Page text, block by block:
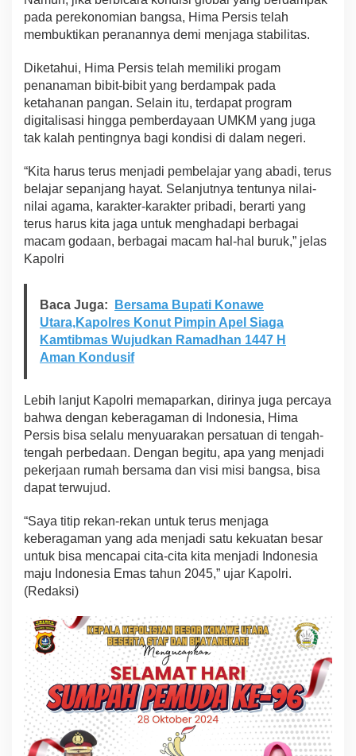
pada perekonomian bangsa, Hima Persis telah
membuktikan peranannya demi menjaga stabilitas.
Diketahui, Hima Persis telah memiliki progam
penanaman bibit-bibit yang berdampak pada
ketahanan pangan. Selain itu, terdapat program
digitalisasi hingga pemberdayaan UMKM yang juga
tak kalah pentingnya bagi kondisi di dalam negeri.
“Kita harus terus menjadi pembelajar yang abadi, terus
belajar sepanjang hayat. Selanjutnya tentunya nilai-
nilai agama, karakter-karakter pribadi, berarti yang
terus harus kita jaga untuk menghadapi berbagai
macam godaan, berbagai macam hal-hal buruk,” jelas
Kapolri
Baca Juga:
Bersama Bupati Konawe
Utara,Kapolres Konut Pimpin Apel Siaga
Kamtibmas Wujudkan Ramadhan 1447 H
Aman Kondusif
Lebih lanjut Kapolri memaparkan, dirinya juga percaya
bahwa dengan keberagaman di Indonesia, Hima
Persis bisa selalu menyuarakan persatuan di tengah-
tengah perbedaan. Dengan begitu, apa yang menjadi
pekerjaan rumah bersama dan visi misi bangsa, bisa
dapat terwujud.
“Saya titip rekan-rekan untuk terus menjaga
keberagaman yang ada menjadi satu kekuatan besar
untuk bisa mencapai cita-cita kita menjadi Indonesia
maju Indonesia Emas tahun 2045,” ujar Kapolri.
(Redaksi)